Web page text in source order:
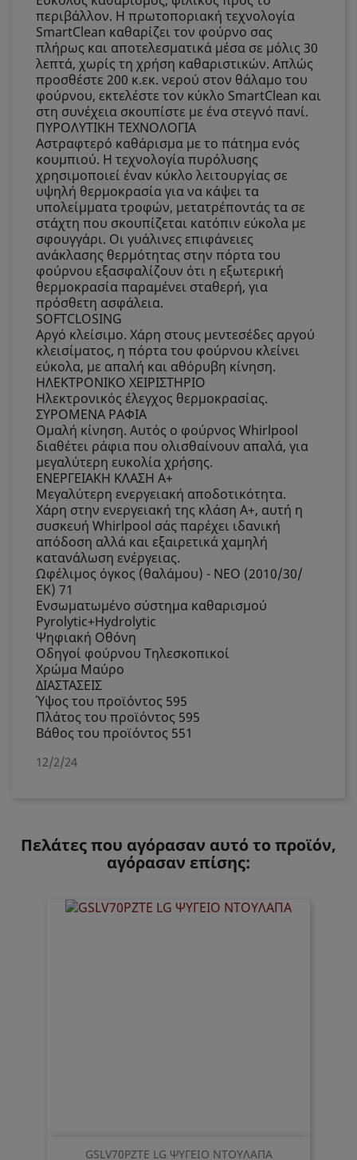
περιβάλλον. Η πρωτοποριακή τεχνολογία
SmartClean καθαρίζει τον φούρνο σας
πλήρως και αποτελεσματικά μέσα σε μόλις 30
λεπτά, χωρίς τη χρήση καθαριστικών. Απλώς
προσθέστε 200 κ.εκ. νερού στον θάλαμο του
φούρνου, εκτελέστε τον κύκλο SmartClean και
στη συνέχεια σκουπίστε με ένα στεγνό πανί.
ΠΥΡΟΛΥΤΙΚΗ ΤΕΧΝΟΛΟΓΙΑ
Αστραφτερό καθάρισμα με το πάτημα ενός
κουμπιού. Η τεχνολογία πυρόλυσης
χρησιμοποιεί έναν κύκλο λειτουργίας σε
υψηλή θερμοκρασία για να κάψει τα
υπολείμματα τροφών, μετατρέποντάς τα σε
στάχτη που σκουπίζεται κατόπιν εύκολα με
σφουγγάρι. Οι γυάλινες επιφάνειες
ανάκλασης θερμότητας στην πόρτα του
φούρνου εξασφαλίζουν ότι η εξωτερική
θερμοκρασία παραμένει σταθερή, για
πρόσθετη ασφάλεια.
SOFTCLOSING
Αργό κλείσιμο. Χάρη στους μεντεσέδες αργού
κλεισίματος, η πόρτα του φούρνου κλείνει
εύκολα, με απαλή και αθόρυβη κίνηση.
ΗΛΕΚΤΡΟΝΙΚΟ ΧΕΙΡΙΣΤΗΡΙΟ
Ηλεκτρονικός έλεγχος θερμοκρασίας.
ΣΥΡΟΜΕΝΑ ΡΑΦΙΑ
Ομαλή κίνηση. Αυτός ο φούρνος Whirlpool
διαθέτει ράφια που ολισθαίνουν απαλά, για
μεγαλύτερη ευκολία χρήσης.
ΕΝΕΡΓΕΙΑΚΗ ΚΛΑΣΗ Α+
Μεγαλύτερη ενεργειακή αποδοτικότητα.
Χάρη στην ενεργειακή της κλάση A+, αυτή η
συσκευή Whirlpool σάς παρέχει ιδανική
απόδοση αλλά και εξαιρετικά χαμηλή
κατανάλωση ενέργειας.
Ωφέλιμος όγκος (θαλάμου) - ΝΕΟ (2010/30/
ΕΚ) 71
Ενσωματωμένο σύστημα καθαρισμού
Pyrolytic+Hydrolytic
Ψηφιακή Οθόνη
Οδηγοί φούρνου Τηλεσκοπικοί
Χρώμα Μαύρο
ΔΙΑΣΤΑΣΕΙΣ
Ύψος του προϊόντος 595
Πλάτος του προϊόντος 595
Βάθος του προϊόντος 551
12/2/24
Πελάτες που αγόρασαν αυτό το προϊόν,
αγόρασαν επίσης:
GSLV70PZTE LG ΨΥΓΕΙΟ ΝΤΟΥΛΑΠΑ